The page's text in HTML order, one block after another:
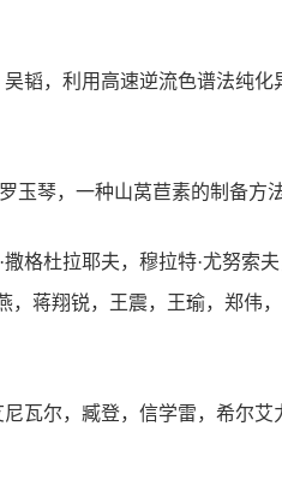
吴韬，利用高速逆流色谱法纯化
玉琴，一种山莴苣素的制备方法
·撒格杜拉耶夫，穆拉特·尤努索
，蒋翔锐，王震，王瑜，郑伟
尼瓦尔，臧登，信学雷，希尔